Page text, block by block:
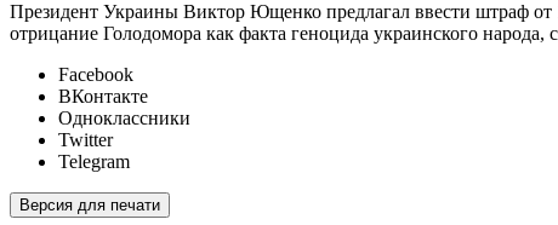
Президент Украины Виктор Ющенко предлагал ввести штраф
отрицание Голодомора как факта геноцида украинского народа,
Facebook
ВКонтакте
Одноклассники
Twitter
Telegram
Версия для печати